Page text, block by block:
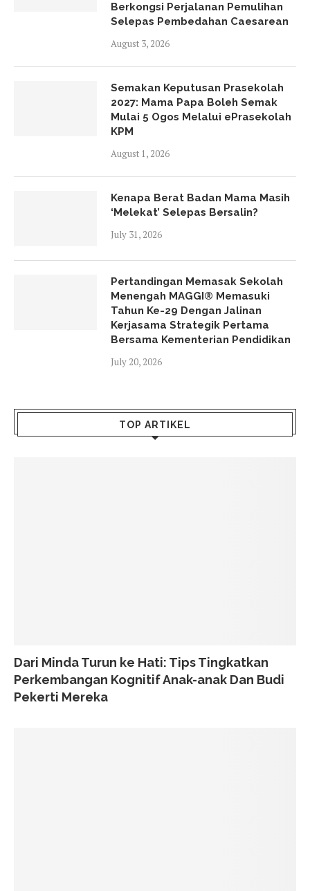
Berkongsi Perjalanan Pemulihan
Selepas Pembedahan Caesarean
August 3, 2026
Semakan Keputusan Prasekolah
2027: Mama Papa Boleh Semak
Mulai 5 Ogos Melalui ePrasekolah
KPM
August 1, 2026
Kenapa Berat Badan Mama Masih
‘Melekat’ Selepas Bersalin?
July 31, 2026
Pertandingan Memasak Sekolah
Menengah MAGGI® Memasuki
Tahun Ke-29 Dengan Jalinan
Kerjasama Strategik Pertama
Bersama Kementerian Pendidikan
July 20, 2026
TOP ARTIKEL
Dari Minda Turun ke Hati: Tips Tingkatkan
Perkembangan Kognitif Anak-anak Dan Budi
Pekerti Mereka